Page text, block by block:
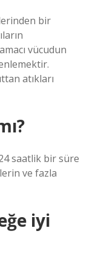
bir
vücudun
atıkları
saatlik bir süre
ve fazla
iyi